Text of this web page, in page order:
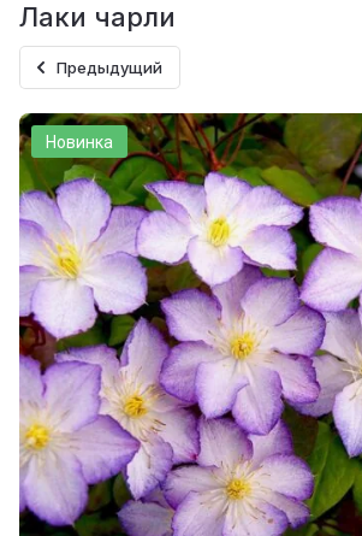
Лаки чарли
Предыдущий
Новинка